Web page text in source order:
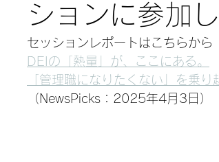
ションに参加
セッションレポートはこちらから
DEIの「熱量」が、ここにある。
「管理職になりたくない」を乗
（NewsPicks：2025年4月3日）